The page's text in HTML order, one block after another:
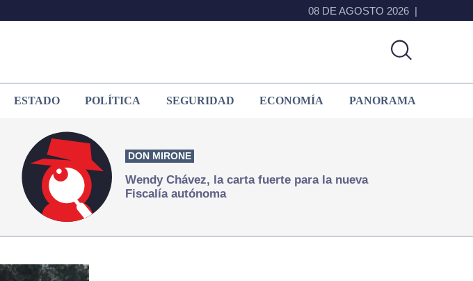
08 DE AGOSTO 2026
ESTADO POLÍTICA SEGURIDAD ECONOMÍA PANORAMA
DON MIRONE
Wendy Chávez, la carta fuerte para la nueva
Fiscalía autónoma